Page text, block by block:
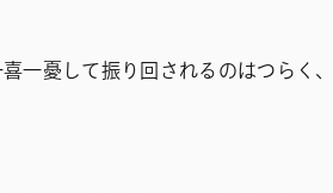
一憂して振り回されるのはつらく